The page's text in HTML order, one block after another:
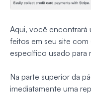
Aqui, você encontrará
feitos em seu site
específico usado para
Na parte superior da
imediatamente uma